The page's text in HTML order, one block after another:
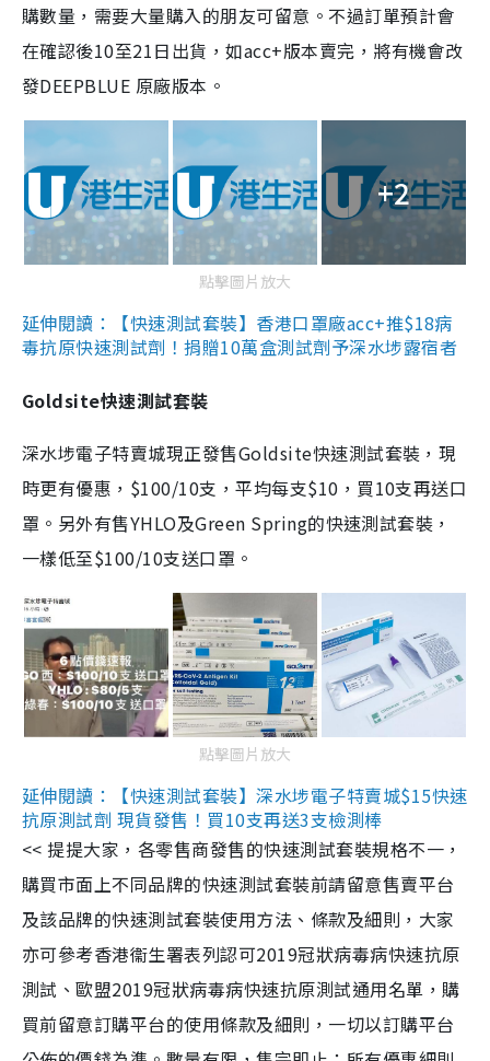
購數量，需要大量購入的朋友可留意。不過訂單預計會
在確認後10至21日出貨，如acc+版本賣完，將有機會改
發DEEPBLUE 原廠版本。
+2
點擊圖片放大
延伸閱讀：【快速測試套裝】香港口罩廠acc+推$18病
毒抗原快速測試劑！捐贈10萬盒測試劑予深水埗露宿者
Goldsite快速測試套裝
深水埗電子特賣城現正發售Goldsite快速測試套裝，現
時更有優惠，$100/10支，平均每支$10，買10支再送口
罩。另外有售YHLO及Green Spring的快速測試套裝，
一樣低至$100/10支送口罩。
點擊圖片放大
延伸閱讀：【快速測試套裝】深水埗電子特賣城$15快速
抗原測試劑 現貨發售！買10支再送3支檢測棒
<< 提提大家，各零售商發售的快速測試套裝規格不一，
購買市面上不同品牌的快速測試套裝前請留意售賣平台
及該品牌的快速測試套裝使用方法、條款及細則，大家
亦可參考香港衞生署表列認可2019冠狀病毒病快速抗原
測試、歐盟2019冠狀病毒病快速抗原測試通用名單，購
買前留意訂購平台的使用條款及細則，一切以訂購平台